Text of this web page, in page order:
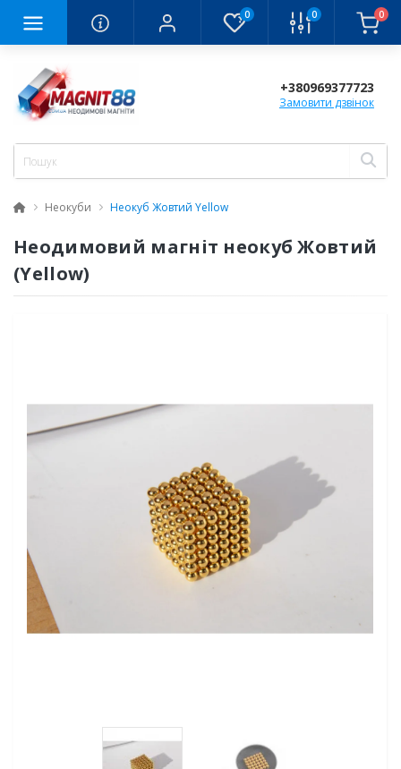
0 0 0
+380969377723
Замовити дзвінок
Неокуби Неокуб Жовтий Yellow
Неодимовий магніт неокуб Жовтий
(Yellow)